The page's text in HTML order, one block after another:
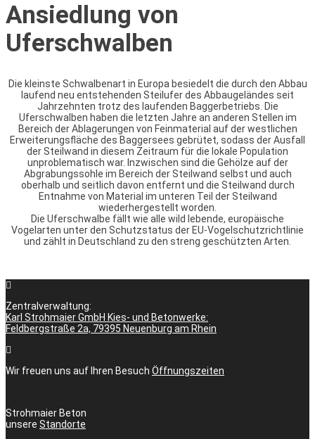
Ansiedlung von
Uferschwalben
Die kleinste Schwalbenart in Europa besiedelt die durch den Abbau
laufend neu entstehenden Steilufer des Abbaugeländes seit
Jahrzehnten trotz des laufenden Baggerbetriebs. Die
Uferschwalben haben die letzten Jahre an anderen Stellen im
Bereich der Ablagerungen von Feinmaterial auf der westlichen
Erweiterungsfläche des Baggersees gebrütet, sodass der Ausfall
der Steilwand in diesem Zeitraum für die lokale Population
unproblematisch war. Inzwischen sind die Gehölze auf der
Abgrabungssohle im Bereich der Steilwand selbst und auch
oberhalb und seitlich davon entfernt und die Steilwand durch
Entnahme von Material im unteren Teil der Steilwand
wiederhergestellt worden.
Die Uferschwalbe fällt wie alle wild lebende, europäische
Vogelarten unter den Schutzstatus der EU-Vogelschutzrichtlinie
und zählt in Deutschland zu den streng geschützten Arten.
Zentralverwaltung:
Karl Strohmaier GmbH Kies- und Betonwerke:
Feldbergstraße 2a, 79395 Neuenburg am Rhein
Wir freuen uns auf Ihren Besuch Öffnungszeiten
Strohmaier Beton
unsere Standorte